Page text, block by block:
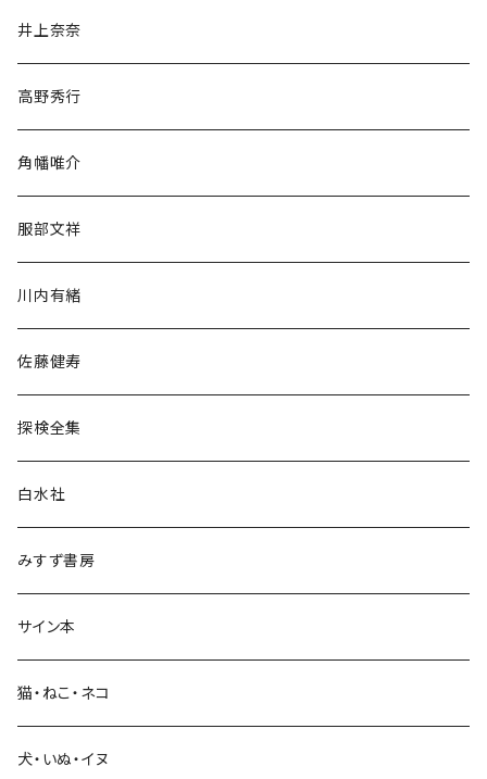
文学・小説・物語
随筆・ノンフィクション・その他
民族・風習
言語・ことば
生活・暮らし
井上奈奈
高野秀行
角幡唯介
服部文祥
川内有緒
佐藤健寿
探検全集
白水社
みすず書房
サイン本
猫・ねこ・ネコ
犬・いぬ・イヌ